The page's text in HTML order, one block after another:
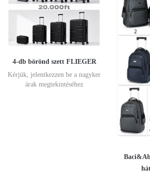
4-db börönd szett FLIEGER
Kérjük, jelentkezzen be a nagyker
árak megtekintéséhez